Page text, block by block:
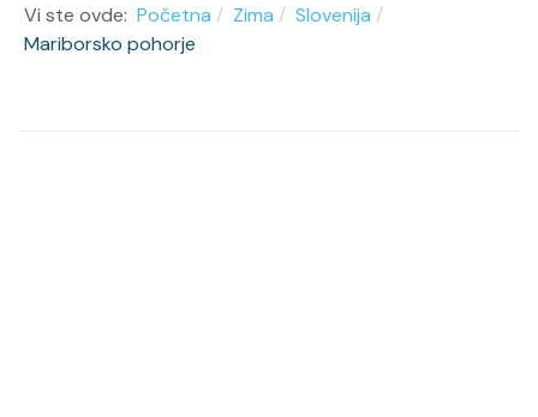
Vi ste ovde: Početna Zima
Slovenija
Mariborsko pohorje